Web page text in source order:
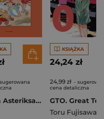
Odyseja Asteriksa. Asteriks. Tom 26
KSIĄŻKA
24,24 zł
24,99 zł -
cena detaliczna
Toru Fujisawa